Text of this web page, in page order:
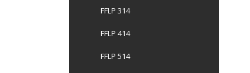
FFLP 314
FFLP 414
FFLP 514